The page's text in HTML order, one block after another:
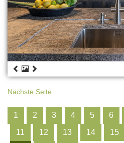
Nächste Seite
1 2 3 4 5 6
11
12 13 14 15